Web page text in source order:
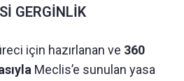
GERGİNLİK
için hazırlanan ve 360
Meclis’e sunulan yasa